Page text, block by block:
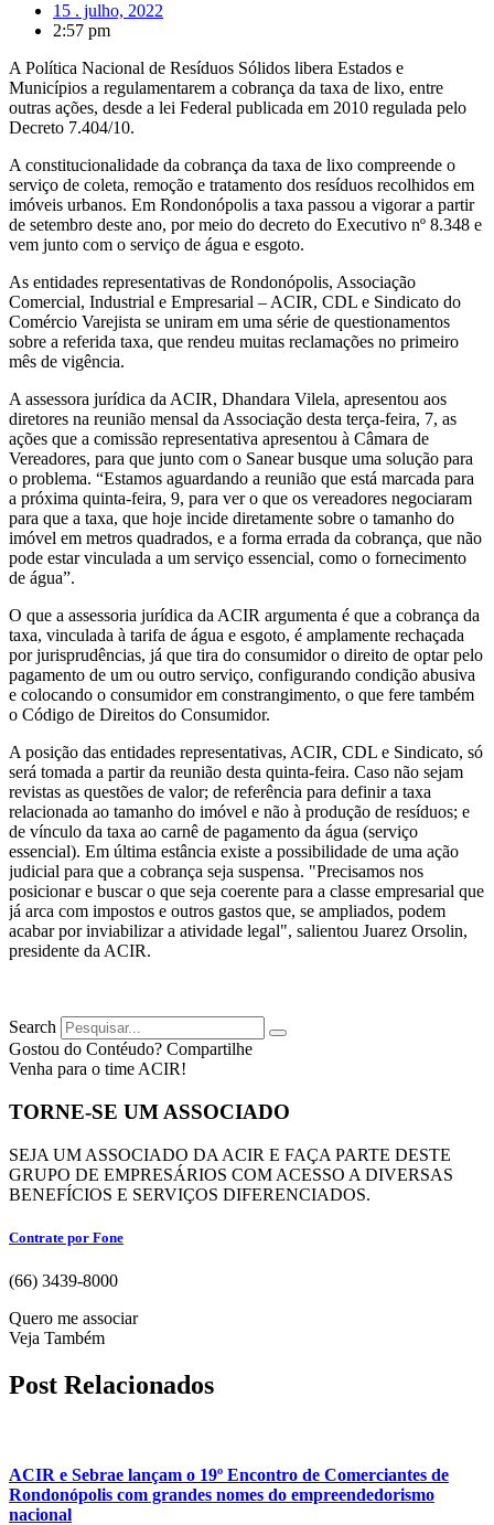
15 . julho, 2022
2:57 pm
A Política Nacional de Resíduos Sólidos libera Estados e
Municípios a regulamentarem a cobrança da taxa de lixo, entre
outras ações, desde a lei Federal publicada em 2010 regulada pelo
Decreto 7.404/10.
A constitucionalidade da cobrança da taxa de lixo compreende o
serviço de coleta, remoção e tratamento dos resíduos recolhidos em
imóveis urbanos. Em Rondonópolis a taxa passou a vigorar a partir
de setembro deste ano, por meio do decreto do Executivo nº 8.348 e
vem junto com o serviço de água e esgoto.
As entidades representativas de Rondonópolis, Associação
Comercial, Industrial e Empresarial – ACIR, CDL e Sindicato do
Comércio Varejista se uniram em uma série de questionamentos
sobre a referida taxa, que rendeu muitas reclamações no primeiro
mês de vigência.
A assessora jurídica da ACIR, Dhandara Vilela, apresentou aos
diretores na reunião mensal da Associação desta terça-feira, 7, as
ações que a comissão representativa apresentou à Câmara de
Vereadores, para que junto com o Sanear busque uma solução para
o problema. “Estamos aguardando a reunião que está marcada para
a próxima quinta-feira, 9, para ver o que os vereadores negociaram
para que a taxa, que hoje incide diretamente sobre o tamanho do
imóvel em metros quadrados, e a forma errada da cobrança, que não
pode estar vinculada a um serviço essencial, como o fornecimento
de água”.
O que a assessoria jurídica da ACIR argumenta é que a cobrança da
taxa, vinculada à tarifa de água e esgoto, é amplamente rechaçada
por jurisprudências, já que tira do consumidor o direito de optar pelo
pagamento de um ou outro serviço, configurando condição abusiva
e colocando o consumidor em constrangimento, o que fere também
o Código de Direitos do Consumidor.
A posição das entidades representativas, ACIR, CDL e Sindicato, só
será tomada a partir da reunião desta quinta-feira. Caso não sejam
revistas as questões de valor; de referência para definir a taxa
relacionada ao tamanho do imóvel e não à produção de resíduos; e
de vínculo da taxa ao carnê de pagamento da água (serviço
essencial). Em última estância existe a possibilidade de uma ação
judicial para que a cobrança seja suspensa. "Precisamos nos
posicionar e buscar o que seja coerente para a classe empresarial que
já arca com impostos e outros gastos que, se ampliados, podem
acabar por inviabilizar a atividade legal", salientou Juarez Orsolin,
presidente da ACIR.
Search
Gostou do Contéudo? Compartilhe
Venha para o time ACIR!
TORNE-SE UM ASSOCIADO
SEJA UM ASSOCIADO DA ACIR E FAÇA PARTE DESTE
GRUPO DE EMPRESÁRIOS COM ACESSO A DIVERSAS
BENEFÍCIOS E SERVIÇOS DIFERENCIADOS.
Contrate por Fone
(66) 3439-8000
Quero me associar
Veja Também
Post Relacionados
ACIR e Sebrae lançam o 19º Encontro de Comerciantes de
Rondonópolis com grandes nomes do empreendedorismo
nacional